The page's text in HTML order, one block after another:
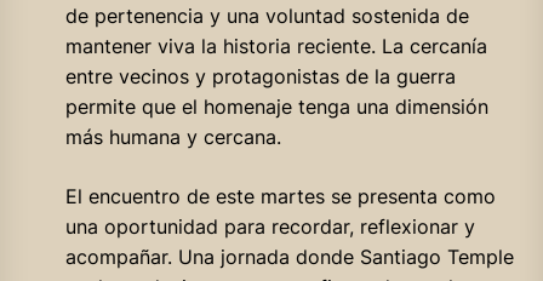
de pertenencia y una voluntad sostenida de
mantener viva la historia reciente. La cercanía
entre vecinos y protagonistas de la guerra
permite que el homenaje tenga una dimensión
más humana y cercana.
El encuentro de este martes se presenta como
una oportunidad para recordar, reflexionar y
acompañar. Una jornada donde Santiago Temple